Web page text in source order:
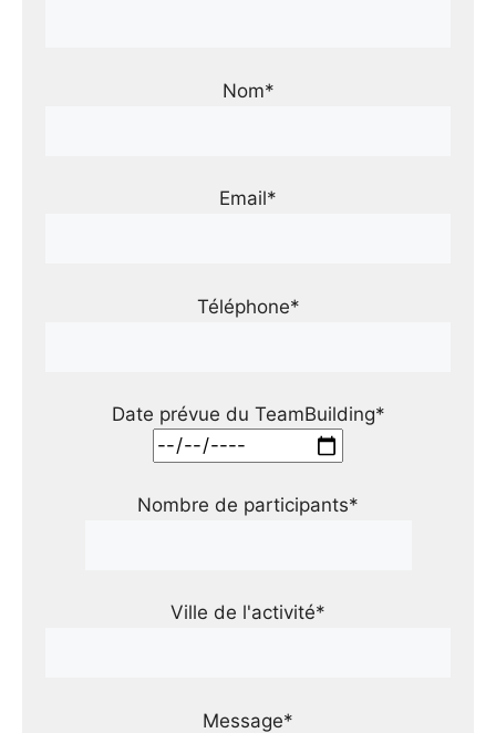
Nom*
Email*
Téléphone*
Date prévue du TeamBuilding*
Nombre de participants*
Ville de l'activité*
Message*